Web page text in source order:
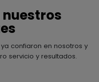
nuestros
confiaron en nosotros y
servicio y resultados.